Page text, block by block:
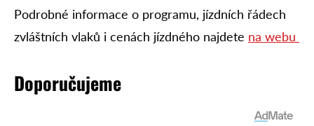
Podrobné informace o programu, jízdních řádech
zvláštních vlaků i cenách jízdného najdete na webu
Doporučujeme